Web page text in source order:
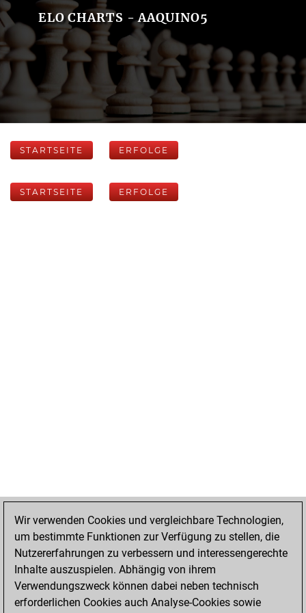
ELO CHARTS - AAQUINO5
STARTSEITE ERFOLGE
STARTSEITE ERFOLGE
Wir verwenden Cookies und vergleichbare Technologien,
um bestimmte Funktionen zur Verfügung zu stellen, die
Nutzererfahrungen zu verbessern und interessengerechte
Inhalte auszuspielen. Abhängig von ihrem
Verwendungszweck können dabei neben technisch
erforderlichen Cookies auch Analyse-Cookies sowie